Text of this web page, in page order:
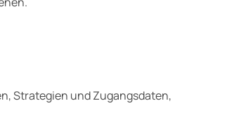
Strategien und Zugangsdaten,